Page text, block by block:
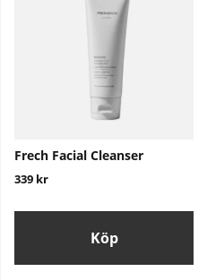
Frech Facial Cleanser
339 kr
Köp